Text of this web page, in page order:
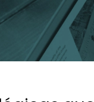
Go to Ceiba